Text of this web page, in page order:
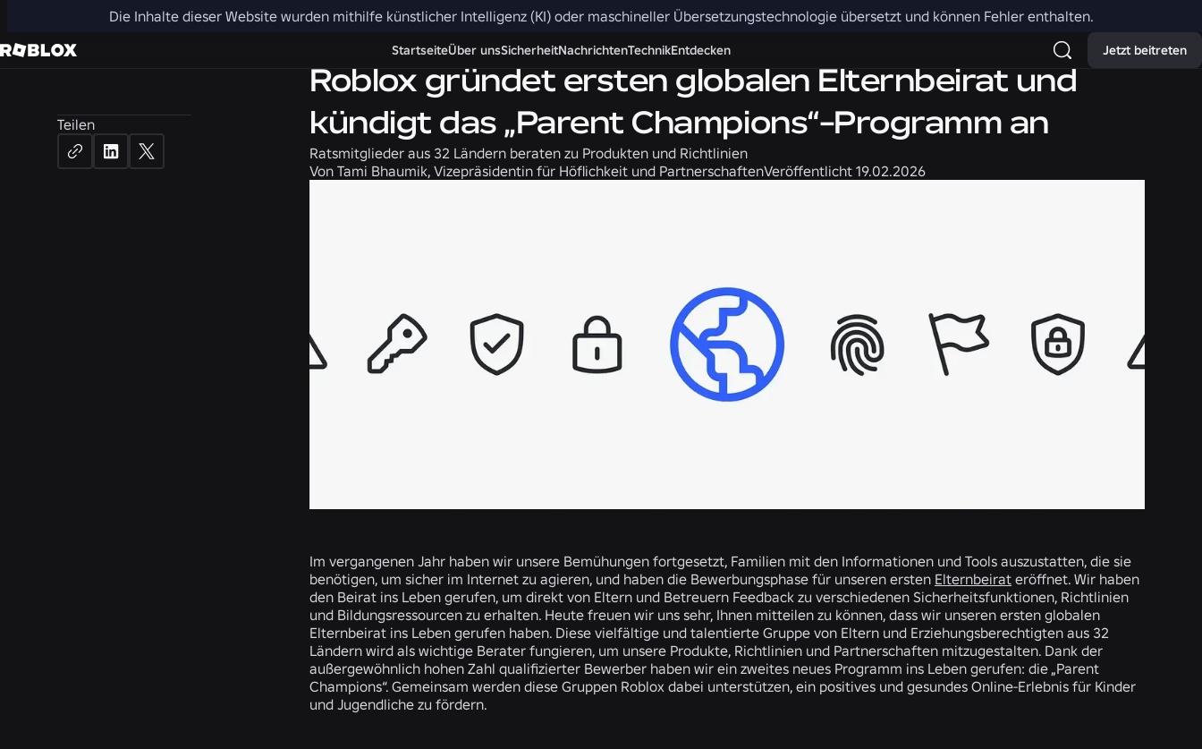
Die Inhalte dieser Website wurden mithilfe künstlicher Intelligenz (KI) oder maschineller Übersetzungstechnologie übersetzt und können Fehler enthalten.
StartseiteÜber unsSicherheitNachrichtenTechnikEntdecken Jetzt beitreten
Teilen
Sicherheit + Höflichkeit Nachrichten
Roblox gründet ersten globalen Elternbeirat und
kündigt das „Parent Champions“-Programm an
Ratsmitglieder aus 32 Ländern beraten zu Produkten und Richtlinien
Von Tami Bhaumik, Vizepräsidentin für Höflichkeit und PartnerschaftenVeröffentlicht 19.02.2026
Im vergangenen Jahr haben wir unsere Bemühungen fortgesetzt, Familien mit den Informationen und Tools auszustatten, die sie
benötigen, um sicher im Internet zu agieren, und haben die Bewerbungsphase für unseren ersten Elternbeirat eröffnet. Wir haben
den Beirat ins Leben gerufen, um direkt von Eltern und Betreuern Feedback zu verschiedenen Sicherheitsfunktionen, Richtlinien
und Bildungsressourcen zu erhalten. Heute freuen wir uns sehr, Ihnen mitteilen zu können, dass wir unseren ersten globalen
Elternbeirat ins Leben gerufen haben. Diese vielfältige und talentierte Gruppe von Eltern und Erziehungsberechtigten aus 32
Ländern wird als wichtige Berater fungieren, um unsere Produkte, Richtlinien und Partnerschaften mitzugestalten. Dank der
außergewöhnlich hohen Zahl qualifizierter Bewerber haben wir ein zweites neues Programm ins Leben gerufen: die „Parent
Champions“. Gemeinsam werden diese Gruppen Roblox dabei unterstützen, ein positives und gesundes Online-Erlebnis für Kinder
und Jugendliche zu fördern.